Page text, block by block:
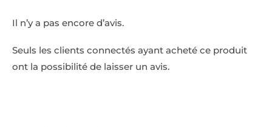
Il n’y a pas encore d’avis.
Seuls les clients connectés ayant acheté ce produit
ont la possibilité de laisser un avis.